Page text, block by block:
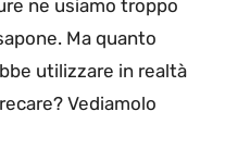
ne usiamo troppo
Ma quanto
utilizzare in realtà
Vediamolo